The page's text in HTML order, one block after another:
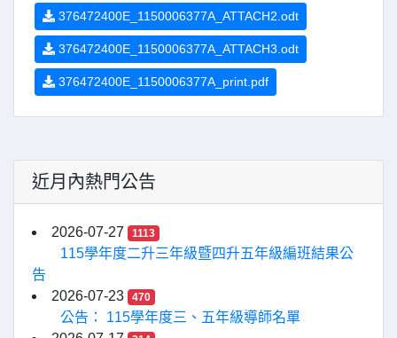
376472400E_1150006377A_ATTACH2.odt
376472400E_1150006377A_ATTACH3.odt
376472400E_1150006377A_print.pdf
近月內熱門公告
2026-07-27 1113
115學年度二升三年級暨四升五年級編班結果公
告
2026-07-23
470
公告： 115學年度三、五年級導師名單